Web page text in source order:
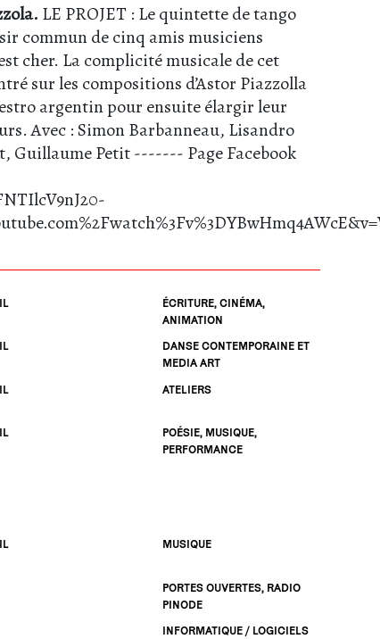
LE PROJET : Le quintette de tango
commun de cinq amis musiciens
cher. La complicité musicale de cet
sur les compositions d’Astor Piazzolla
argentin pour ensuite élargir leur
Avec : Simon Barbanneau, Lisandro
Guillaume Petit ------- Page Facebook
ÉCRITURE, CINÉMA,
ANIMATION
DANSE CONTEMPORAINE ET
MEDIA ART
ATELIERS
POÉSIE, MUSIQUE,
PERFORMANCE
MUSIQUE
PORTES OUVERTES, RADIO
PINODE
INFORMATIQUE / LOGICIELS